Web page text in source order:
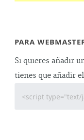
PARA
Si quieres añadir
tienes que añadir